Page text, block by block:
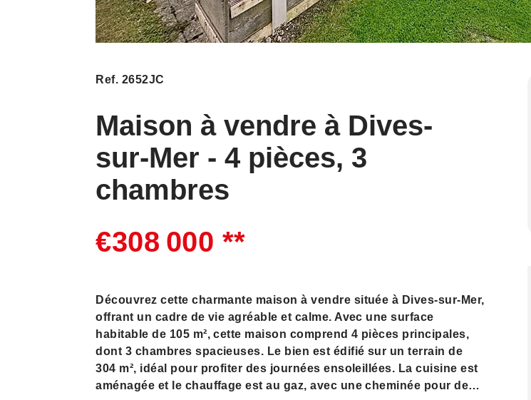
Ref. 2652JC
Maison à vendre à Dives-
sur-Mer - 4 pièces, 3
chambres
€308 000 **
Découvrez cette charmante maison à vendre située à Dives-sur-Mer,
offrant un cadre de vie agréable et calme. Avec une surface
habitable de 105 m², cette maison comprend 4 pièces principales,
dont 3 chambres spacieuses. Le bien est édifié sur un terrain de
304 m², idéal pour profiter des journées ensoleillées. La cuisine est
aménagée et le chauffage est au gaz, avec une cheminée pour des